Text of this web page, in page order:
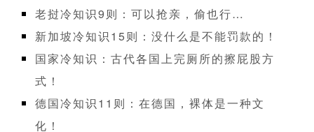
老挝冷知识9则：可以抢亲，偷也行…
新加坡冷知识15则：没什么是不能罚款的！
国家冷知识：古代各国上完厕所的擦屁股方
式！
德国冷知识11则：在德国，裸体是一种文
化！